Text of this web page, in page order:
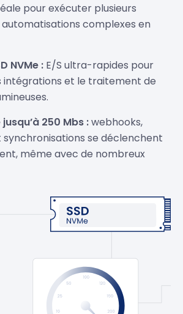
pour exécuter plusieurs
complexes en
NVMe : E/S ultra-rapides pour
intégrations et le traitement de
250 Mbs :webhooks,
synchronisations se déclenchent
même avec de nombreux